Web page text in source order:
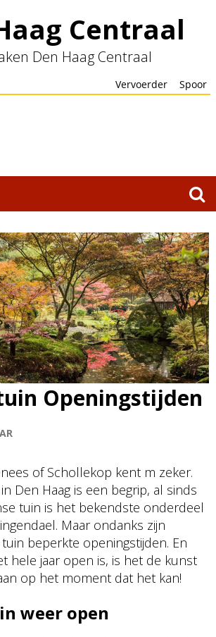
Centraal
Den Haag Centraal
Openingstijden
of Schollekop kent m zeker.
Den Haag is een begrip, al sinds
tuin is het bekendste onderdeel
Maar ondanks zijn
beperkte openingstijden. En
hele jaar open is, is het de kunst
op het moment dat het kan!
weer open